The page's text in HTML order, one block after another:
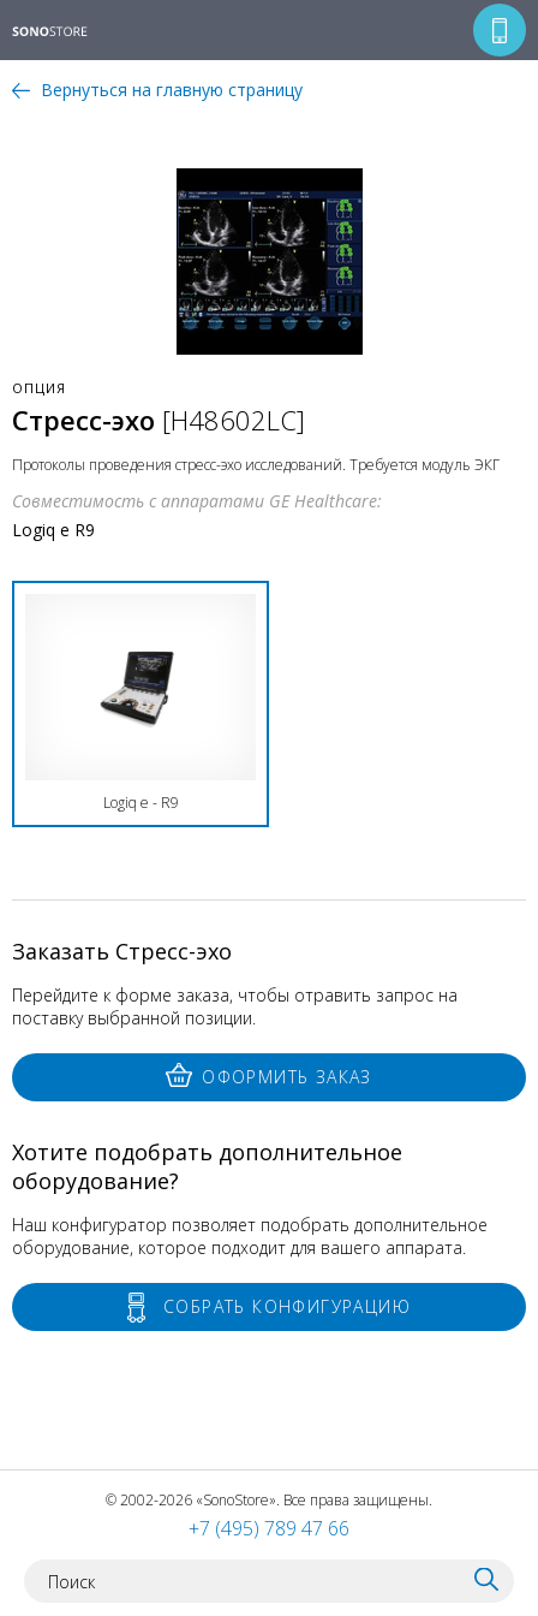
Вернуться на главную страницу
ОПЦИЯ
Стресс-эхо [H48602LC]
Протоколы проведения стресс-эхо исследований. Требуется модуль ЭКГ
Совместимость с аппаратами GE Healthcare:
Logiq e R9
Logiq e - R9
Заказать Стресс-эхо
Перейдите к форме заказа, чтобы отравить запрос на
поставку выбранной позиции.
ОФОРМИТЬ ЗАКАЗ
Хотите подобрать дополнительное
оборудование?
Наш конфигуратор позволяет подобрать дополнительное
оборудование, которое подходит для вашего аппарата.
СОБРАТЬ КОНФИГУРАЦИЮ
© 2002-2026 «SonoStore». Все права защищены.
+7 (495) 789 47 66